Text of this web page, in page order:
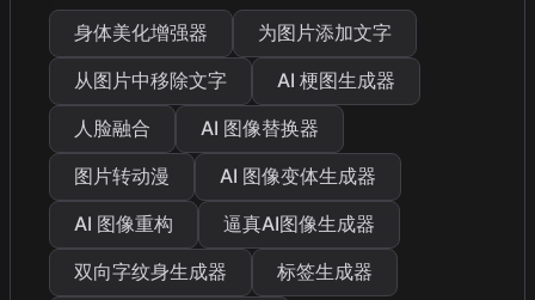
身体美化增强器
为图片添加文字
从图片中移除文字
AI 梗图生成器
人脸融合
AI 图像替换器
图片转动漫
AI 图像变体生成器
AI 图像重构
逼真AI图像生成器
双向字纹身生成器
标签生成器